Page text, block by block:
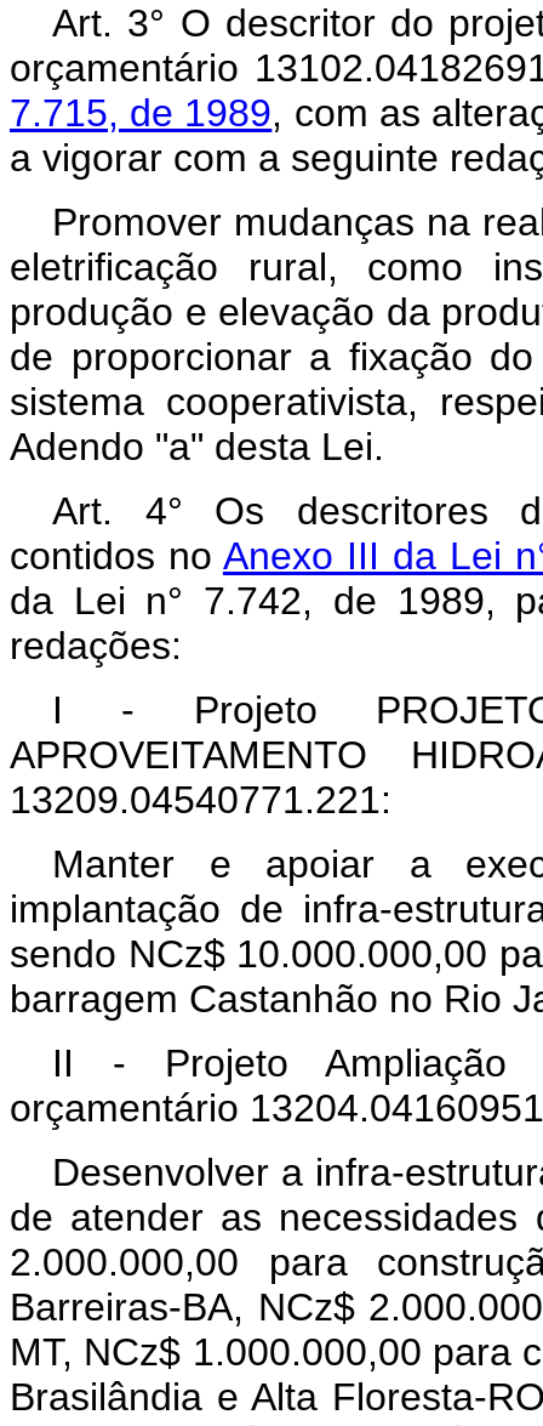
Art. 3° O descritor do
orçamentário
7.715, de 1989, com as
a vigorar com a seguinte
Promover mudanças na
eletrificação rural, como
produção e elevação da
de proporcionar a fixação
sistema cooperativista,
Adendo "a" desta Lei.
Art. 4° Os descritores
contidos no Anexo III da Lei
da Lei n° 7.742, de 1989,
redações:
I - Projeto
APROVEITAMENTO
13209.04540771.221:
Manter e apoiar a
implantação de infra-
sendo NCz$ 10.000.000,00
barragem Castanhão no Rio
II - Projeto Ampliação
orçamentário
Desenvolver a infra-
de atender as necessidades
2.000.000,00 para
Barreiras-BA, NCz$
MT, NCz$ 1.000.000,00 para
Brasilândia e Alta Floresta-